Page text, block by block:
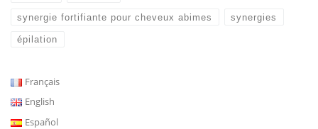
synergie fortifiante pour cheveux abimes synergies
épilation
Français
English
Español